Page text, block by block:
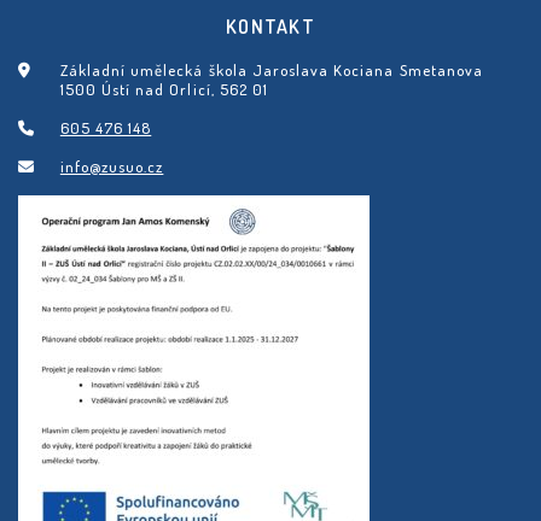
KONTAKT
Základní umělecká škola Jaroslava Kociana Smetanova
1500 Ústí nad Orlicí, 562 01
605 476 148
info@zusuo.cz